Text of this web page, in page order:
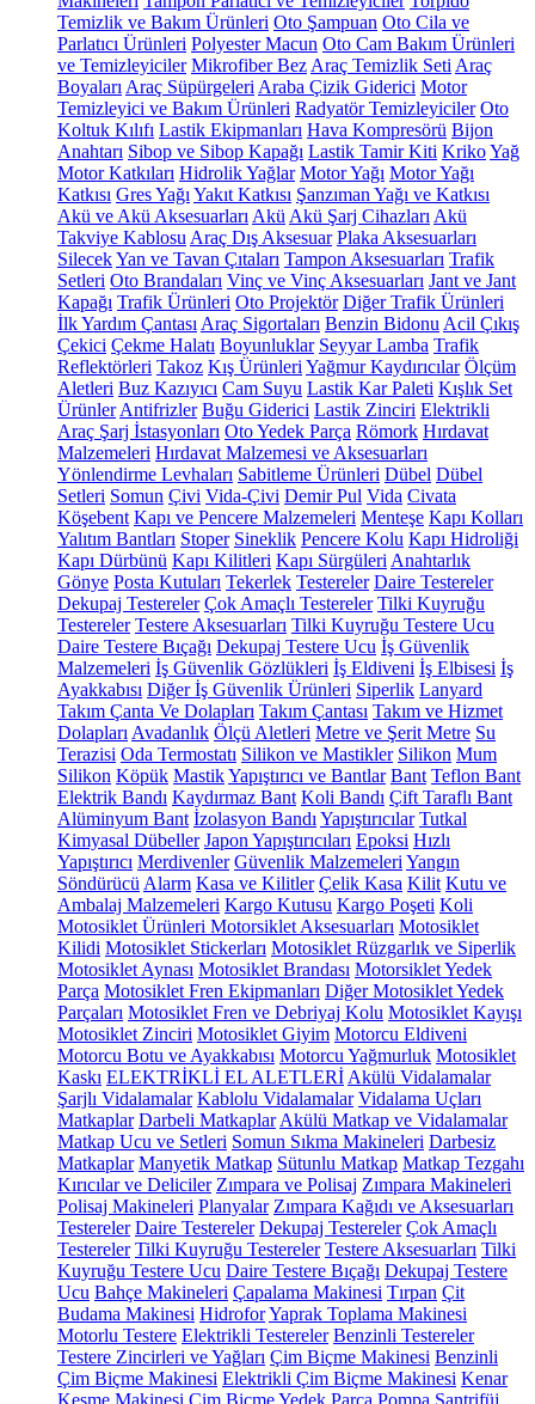
Temizlik ve Bakım Ürünleri Oto Şampuan Oto Cila ve
Parlatıcı Ürünleri Polyester Macun Oto Cam Bakım Ürünleri
ve Temizleyiciler Mikrofiber Bez Araç Temizlik Seti Araç
Boyaları Araç Süpürgeleri Araba Çizik Giderici Motor
Temizleyici ve Bakım Ürünleri Radyatör Temizleyiciler Oto
Koltuk Kılıfı Lastik Ekipmanları Hava Kompresörü Bijon
Anahtarı Sibop ve Sibop Kapağı Lastik Tamir Kiti KrikoYağ
Motor Katkıları Hidrolik Yağlar Motor Yağı Motor Yağı
Katkısı Gres Yağı Yakıt Katkısı Şanzıman Yağı ve Katkısı
Akü ve Akü Aksesuarları Akü Akü Şarj Cihazları Akü
Takviye Kablosu Araç Dış Aksesuar Plaka Aksesuarları
SilecekYan ve Tavan Çıtaları Tampon Aksesuarları Trafik
Setleri Oto Brandaları Vinç ve Vinç Aksesuarları Jant ve Jant
Kapağı Trafik Ürünleri Oto Projektör Diğer Trafik Ürünleri
İlk Yardım Çantası Araç Sigortaları Benzin Bidonu Acil Çıkış
Çekici Çekme Halatı Boyunluklar Seyyar Lamba Trafik
Reflektörleri Takoz Kış Ürünleri Yağmur Kaydırıcılar Ölçüm
Aletleri Buz Kazıyıcı Cam Suyu Lastik Kar Paleti Kışlık Set
Ürünler Antifrizler Buğu Giderici Lastik Zinciri Elektrikli
Araç Şarj İstasyonları Oto Yedek Parça Römork Hırdavat
Malzemeleri Hırdavat Malzemesi ve Aksesuarları
Yönlendirme Levhaları Sabitleme Ürünleri Dübel Dübel
Setleri Somun Çivi Vida-Çivi Demir Pul Vida Civata
Köşebent Kapı ve Pencere Malzemeleri Menteşe Kapı Kolları
Yalıtım Bantları Stoper Sineklik Pencere Kolu Kapı Hidroliği
Kapı Dürbünü Kapı Kilitleri Kapı Sürgüleri Anahtarlık
Gönye Posta Kutuları Tekerlek Testereler Daire Testereler
Dekupaj Testereler Çok Amaçlı Testereler Tilki Kuyruğu
Testereler Testere Aksesuarları Tilki Kuyruğu Testere Ucu
Daire Testere Bıçağı Dekupaj Testere Ucu İş Güvenlik
Malzemeleri İş Güvenlik Gözlükleri İş Eldiveni İş Elbisesi İş
Ayakkabısı Diğer İş Güvenlik Ürünleri Siperlik Lanyard
Takım Çanta Ve Dolapları Takım Çantası Takım ve Hizmet
Dolapları Avadanlık Ölçü Aletleri Metre ve Şerit Metre Su
Terazisi Oda Termostatı Silikon ve Mastikler Silikon Mum
Silikon Köpük MastikYapıştırıcı ve Bantlar Bant Teflon Bant
Elektrik Bandı Kaydırmaz Bant Koli Bandı Çift Taraflı Bant
Alüminyum Bant İzolasyon Bandı Yapıştırıcılar Tutkal
Kimyasal Dübeller Japon Yapıştırıcıları Epoksi Hızlı
Yapıştırıcı Merdivenler Güvenlik Malzemeleri Yangın
Söndürücü Alarm Kasa ve Kilitler Çelik Kasa Kilit Kutu ve
Ambalaj Malzemeleri Kargo Kutusu Kargo Poşeti Koli
Motosiklet Ürünleri Motorsiklet Aksesuarları Motosiklet
Kilidi Motosiklet Stickerları Motosiklet Rüzgarlık ve Siperlik
Motosiklet Aynası Motosiklet Brandası Motorsiklet Yedek
Parça Motosiklet Fren Ekipmanları Diğer Motosiklet Yedek
Parçaları Motosiklet Fren ve Debriyaj Kolu Motosiklet Kayışı
Motosiklet Zinciri Motosiklet Giyim Motorcu Eldiveni
Motorcu Botu ve Ayakkabısı Motorcu Yağmurluk Motosiklet
Kaskı ELEKTRİKLİ EL ALETLERİ Akülü Vidalamalar
Şarjlı Vidalamalar Kablolu Vidalamalar Vidalama Uçları
Matkaplar Darbeli Matkaplar Akülü Matkap ve Vidalamalar
Matkap Ucu ve Setleri Somun Sıkma Makineleri Darbesiz
Matkaplar Manyetik Matkap Sütunlu Matkap Matkap Tezgahı
Kırıcılar ve Deliciler Zımpara ve Polisaj Zımpara Makineleri
Polisaj Makineleri Planyalar Zımpara Kağıdı ve Aksesuarları
Testereler Daire Testereler Dekupaj Testereler Çok Amaçlı
Testereler Tilki Kuyruğu Testereler Testere Aksesuarları Tilki
Kuyruğu Testere Ucu Daire Testere Bıçağı Dekupaj Testere
Ucu Bahçe Makineleri Çapalama Makinesi Tırpan Çit
Budama Makinesi HidroforYaprak Toplama Makinesi
Motorlu Testere Elektrikli Testereler Benzinli Testereler
Testere Zincirleri ve Yağları Çim Biçme Makinesi Benzinli
Çim Biçme Makinesi Elektrikli Çim Biçme Makinesi Kenar
Kesme Makinesi Çim Biçme Yedek Parça Pompa Santrifüj